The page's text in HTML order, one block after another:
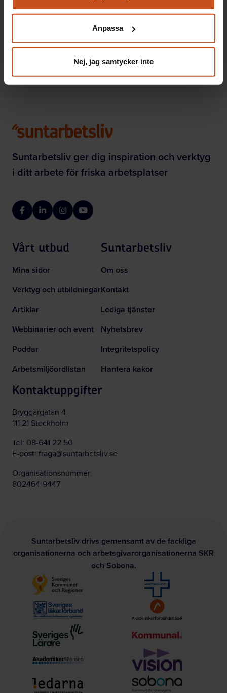
Du kan när som helst återta ditt godkännande genom att
integritet@suntarbetsliv.se.Anpassa
Nej, jag samtycker inte
Så fick de en bättre kommunikation på
Suntarbetsliv ger dig inspiration och verktyg
i ditt arbete för friska arbetsplatser
FacebookLinkedInInstagramYouTube
Vårt utbud
Mina sidor
Verktyg och utbildningar
Artiklar
Webbinarier och event
Poddar
Arbetsmiljöordlistan
Suntarbetsliv
Om oss
Kontakt
Lediga tjänster
Nyhetsbrev
Integritetspolicy
Hantera kakor
Kontaktuppgifter
Bryggargatan 4
111 21 Stockholm
Tel: 08-641 22 50
E-post: fraga@suntarbetsliv.se
Organisationsnummer:
802464-9447
Suntarbetsliv drivs gemensamt av de fackliga
organisationerna och arbetsgivarorganisationerna SKR
och Sobona.